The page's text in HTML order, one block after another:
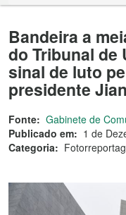
Bandeira a
do Tribunal de
sinal de luto
presidente
Fonte: Gabinete de
Publicado em: 1 de
Categoria: